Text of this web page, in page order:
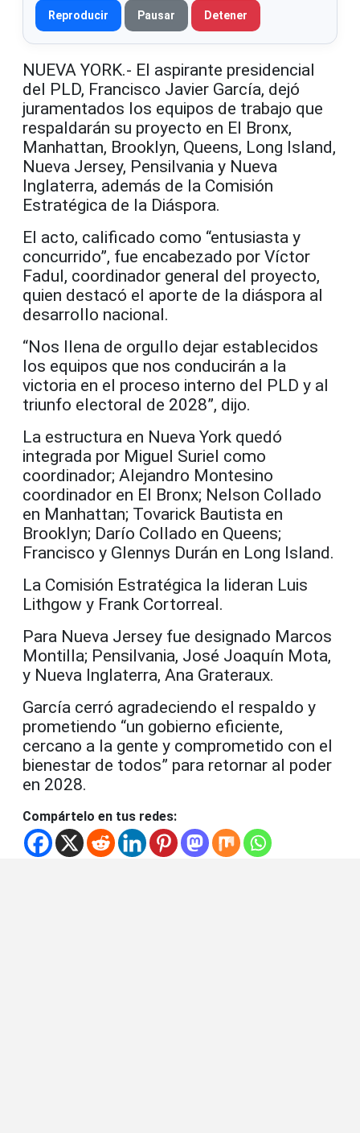
Reproducir Pausar Detener
NUEVA YORK.- El aspirante presidencial
del PLD, Francisco Javier García, dejó
juramentados los equipos de trabajo que
respaldarán su proyecto en El Bronx,
Manhattan, Brooklyn, Queens, Long Island,
Nueva Jersey, Pensilvania y Nueva
Inglaterra, además de la Comisión
Estratégica de la Diáspora.
El acto, calificado como “entusiasta y
concurrido”, fue encabezado por Víctor
Fadul, coordinador general del proyecto,
quien destacó el aporte de la diáspora al
desarrollo nacional.
“Nos llena de orgullo dejar establecidos
los equipos que nos conducirán a la
victoria en el proceso interno del PLD y al
triunfo electoral de 2028”, dijo.
La estructura en Nueva York quedó
integrada por Miguel Suriel como
coordinador; Alejandro Montesino
coordinador en El Bronx; Nelson Collado
en Manhattan; Tovarick Bautista en
Brooklyn; Darío Collado en Queens;
Francisco y Glennys Durán en Long Island.
La Comisión Estratégica la lideran Luis
Lithgow y Frank Cortorreal.
Para Nueva Jersey fue designado Marcos
Montilla; Pensilvania, José Joaquín Mota,
y Nueva Inglaterra, Ana Grateraux.
García cerró agradeciendo el respaldo y
prometiendo “un gobierno eficiente,
cercano a la gente y comprometido con el
bienestar de todos” para retornar al poder
en 2028.
Compártelo en tus redes: